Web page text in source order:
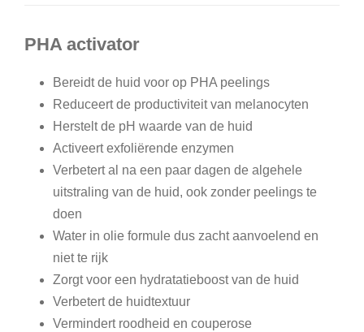
PHA activator
Bereidt de huid voor op PHA peelings
Reduceert de productiviteit van melanocyten
Herstelt de pH waarde van de huid
Activeert exfoliërende enzymen
Verbetert al na een paar dagen de algehele
uitstraling van de huid, ook zonder peelings te
doen
Water in olie formule dus zacht aanvoelend en
niet te rijk
Zorgt voor een hydratatieboost van de huid
Verbetert de huidtextuur
Vermindert roodheid en couperose